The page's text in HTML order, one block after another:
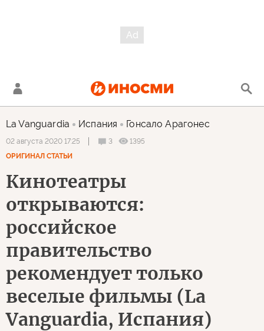
La Vanguardia Испания Гонсало Арагонес
02 августа 2020 17:25 3
1395
ОРИГИНАЛ СТАТЬИ
Кинотеатры
открываются:
российское
правительство
рекомендует только
веселые фильмы (La
Vanguardia, Испания)